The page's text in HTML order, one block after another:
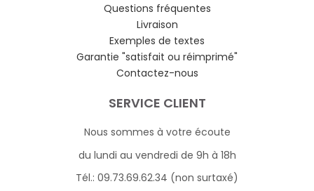
Questions fréquentes
Livraison
Exemples de textes
Garantie "satisfait ou réimprimé"
Contactez-nous
SERVICE CLIENT
Nous sommes à votre écoute
du lundi au vendredi de 9h à 18h
Tél.: 09.73.69.62.34 (non surtaxé)